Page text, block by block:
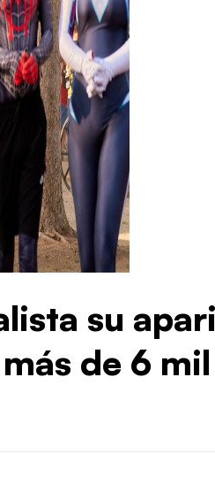
su
de 6